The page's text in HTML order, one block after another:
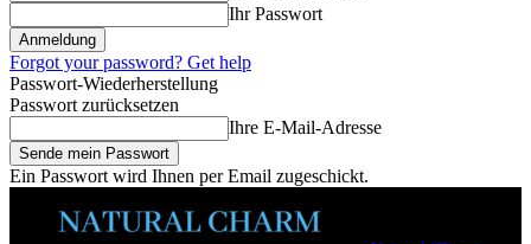
Ihr Passwort
Forgot your password? Get help
Passwort-Wiederherstellung
Passwort zurücksetzen
Ihre E-Mail-Adresse
Ein Passwort wird Ihnen per Email zugeschickt.